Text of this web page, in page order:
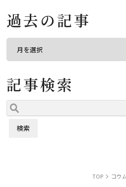
過去の記事
記事検索
TOP コウ